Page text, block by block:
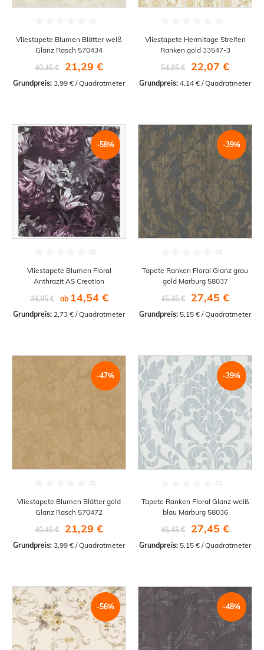
Vliestapete Blumen Blätter weiß
Glanz Rasch 570434
40,45 €
21,29 €
Grundpreis: 3,99 € / Quadratmeter
Vliestapete Hermitage Streifen
Ranken gold 33547-3
54,95 €
22,07 €
Grundpreis: 4,14 € / Quadratmeter
-58%
Vliestapete Blumen Floral
Anthrazit AS Creation
34,95 €
ab 14,54 €
Grundpreis: 2,73 € / Quadratmeter
-39%
Tapete Ranken Floral Glanz grau
gold Marburg 58037
45,45 €
27,45 €
Grundpreis: 5,15 € / Quadratmeter
-47%
Vliestapete Blumen Blätter gold
Glanz Rasch 570472
40,45 €
21,29 €
Grundpreis: 3,99 € / Quadratmeter
-39%
Tapete Ranken Floral Glanz weiß
blau Marburg 58036
45,45 €
27,45 €
Grundpreis: 5,15 € / Quadratmeter
-56% -48%